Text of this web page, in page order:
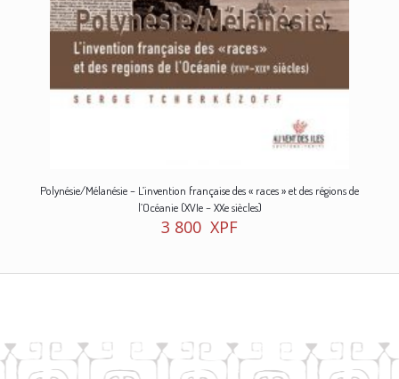
Polynésie/Mélanésie – L’invention française des « races » et des régions de
l’Océanie (XVIe – XXe siècles)
3 800 XPF